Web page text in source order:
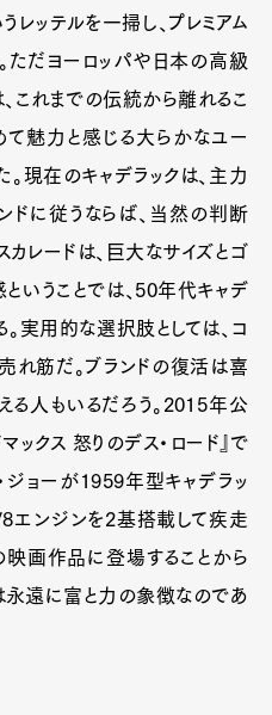
レッテルを一掃し、プレミアム
ただヨーロッパや日本の高級
これまでの伝統から離れるこ
て魅力と感じる大らかなユー
現在のキャデラックは、主力
ドに従うならば、当然の判断
レードは、巨大なサイズとゴ
いうことでは、50年代キャデ
実用的な選択肢としては、コ
れ筋だ。ブランドの復活は喜
る人もいるだろう。2015年公
ックス 怒りのデス・ロード』で
ジョーが1959年型キャデラッ
エンジンを2基搭載して疾走
映画作品に登場することから
永遠に富と力の象徴なのであ